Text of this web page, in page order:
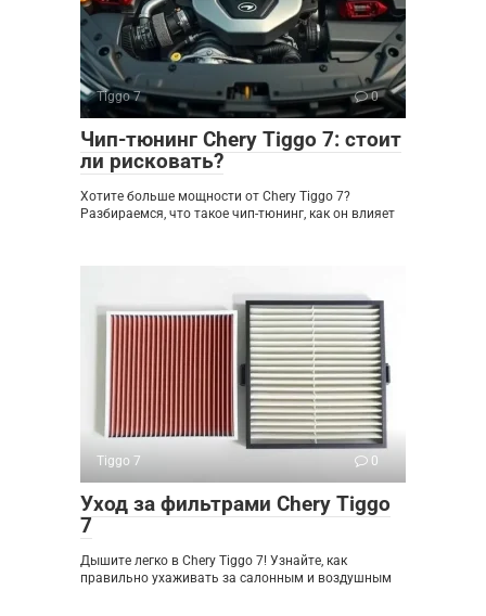
Tiggo 7 0
Чип-тюнинг Chery Tiggo 7: стоит
ли рисковать?
Хотите больше мощности от Chery Tiggo 7?
Разбираемся, что такое чип-тюнинг, как он влияет
Tiggo 7 0
Уход за фильтрами Chery Tiggo
7
Дышите легко в Chery Tiggo 7! Узнайте, как
правильно ухаживать за салонным и воздушным